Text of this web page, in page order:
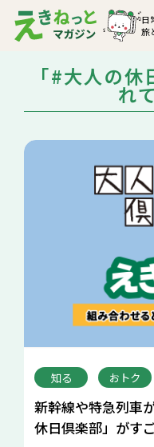
日
旅
「#大人の
れ
知る おトク
新幹線や特急列車
休日倶楽部」がす